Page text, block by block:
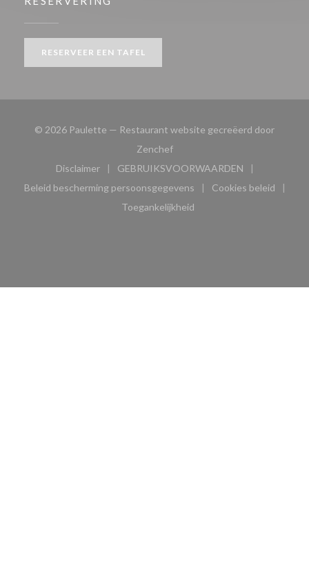
RESERVEER EEN TAFEL
© 2026 Paulette — Restaurant website gecreëerd door
Zenchef((opent in een nieuw venster))
Disclaimer
((opent in een nieuw venster))
GEBRUIKSVOORWAARDEN
((opent in een nieuw
Beleid bescherming persoonsgegevens
((opent in een nieuw venster))
Cookies beleid
((opent in
Toegankelijkheid
((opent in een nieuw venster))